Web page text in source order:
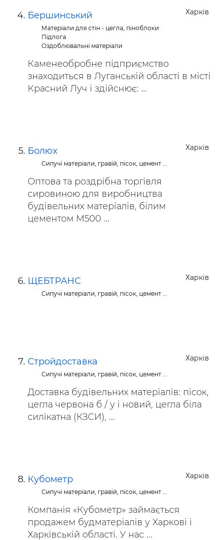
Харків
Бершинський
Матеріали для стін - цегла, піноблоки
Підлога
Оздоблювальні матеріали
Каменеобробне підприємство
знаходиться в Луганській області в місті
Красний Луч і здійснює: ...
Харків
Болюх
Сипучі матеріали, гравій, пісок, цемент ...
Оптова та роздрібна торгівля
сировиною для виробництва
будівельних матеріалів, білим
цементом М500 ...
Харків
ЩЕБТРАНС
Сипучі матеріали, гравій, пісок, цемент ...
Харків
Стройдоставка
Сипучі матеріали, гравій, пісок, цемент ...
Доставка будівельних матеріалів: пісок,
цегла червона б / у і новий, цегла біла
силікатна (КЗСИ), ...
Харків
Кубометр
Сипучі матеріали, гравій, пісок, цемент ...
Компанія «Кубометр» займається
продажем будматеріалів у Харкові і
Харківській області. У нас ...